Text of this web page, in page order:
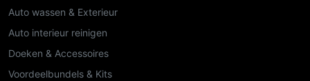
Auto wassen & Exterieur
Auto interieur reinigen
Doeken & Accessoires
Voordeelbundels & Kits